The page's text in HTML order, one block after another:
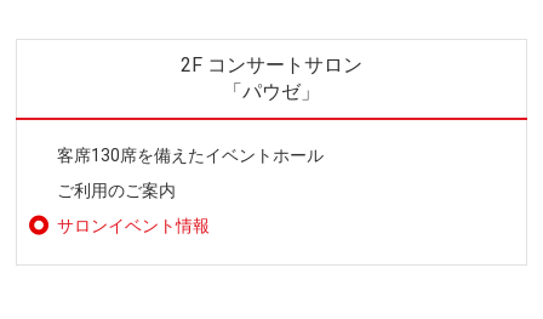
2F コンサートサロン
「パウゼ」
客席130席を備えたイベントホール
ご利用のご案内
サロンイベント情報